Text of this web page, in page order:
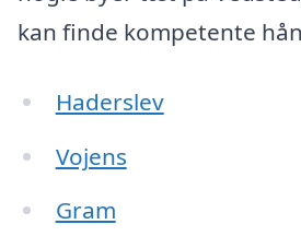
kan finde kompetente
Haderslev
Vojens
Gram